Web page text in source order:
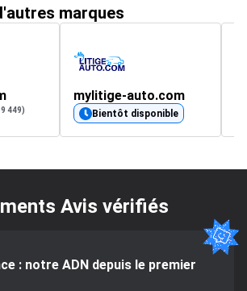
marques
449)
mylitige-auto.com
Bientôt disponible
Avis vérifiés
: notre ADN depuis le premier